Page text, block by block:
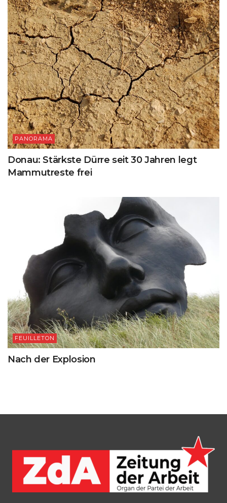
PANORAMA
Donau: Stärkste Dürre seit 30 Jahren legt
Mammutreste frei
FEUILLETON
Nach der Explosion